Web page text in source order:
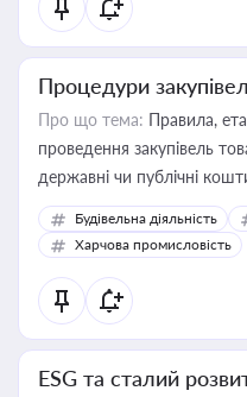
Процедури
Про що тема: Правила,
проведення закупівель
державні чи публічні
Будівельна діяльність
Харчова промисловість
ESG та сталий